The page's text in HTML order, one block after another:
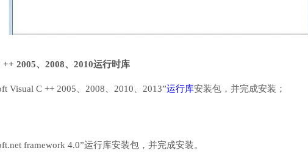
2005、2008、2010运行时库
Visual C ++ 2005、2008、2010、2013”运行库安装包，并完成安装；
framework 4.0”运行库安装包，并完成安装。